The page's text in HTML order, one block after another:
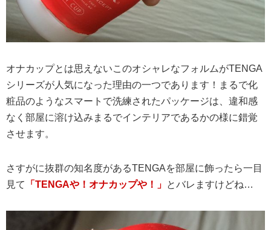
オナカップとは思えないこのオシャレなフォルムがTENGA
シリーズが人気になった理由の一つであります！まるで化
粧品のようなスマートで洗練されたパッケージは、違和感
なく部屋に溶け込みまるでインテリアであるかの様に錯覚
させます。
さすがに抜群の知名度があるTENGAを部屋に飾ったら一目
見て
「TENGAや！オナカップや！」 とバレますけどね…